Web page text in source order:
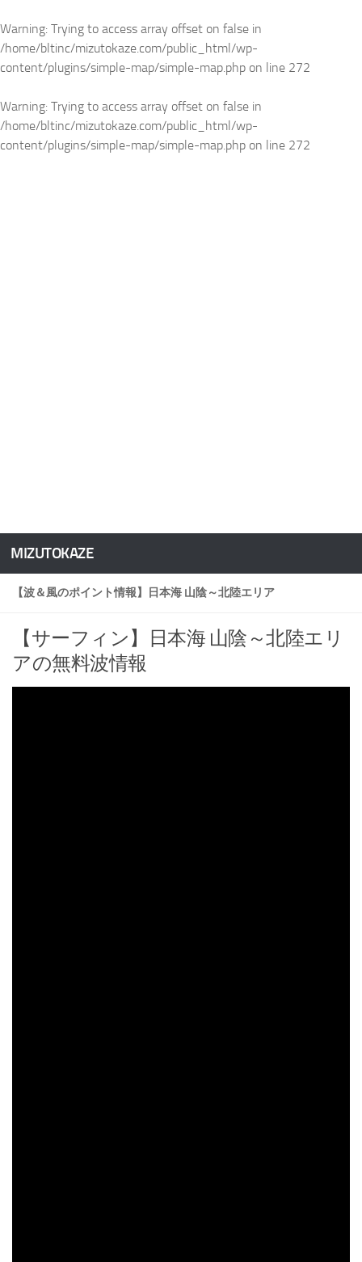
Warning: Trying to access array offset on false in
/home/bltinc/mizutokaze.com/public_html/wp-
content/plugins/simple-map/simple-map.php on line 272
Warning: Trying to access array offset on false in
/home/bltinc/mizutokaze.com/public_html/wp-
content/plugins/simple-map/simple-map.php on line 272
コンテンツへスキップ
MIZUTOKAZE
【波＆風のポイント情報】日本海 山陰～北陸エリア
【サーフィン】日本海 山陰～北陸エリ
アの無料波情報